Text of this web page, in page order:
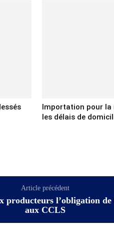
Importation pour la
les délais de
Article précédent
producteurs l’obligation
aux CCLS